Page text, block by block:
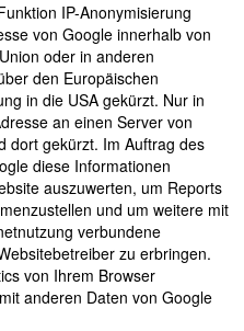
IP-Anonymisierung
von Google innerhalb von
oder in anderen
den Europäischen
in die USA gekürzt. Nur in
an einen Server von
dort gekürzt. Im Auftrag des
diese Informationen
auszuwerten, um Reports
und um weitere mit
verbundene
zu erbringen.
von Ihrem Browser
anderen Daten von Google